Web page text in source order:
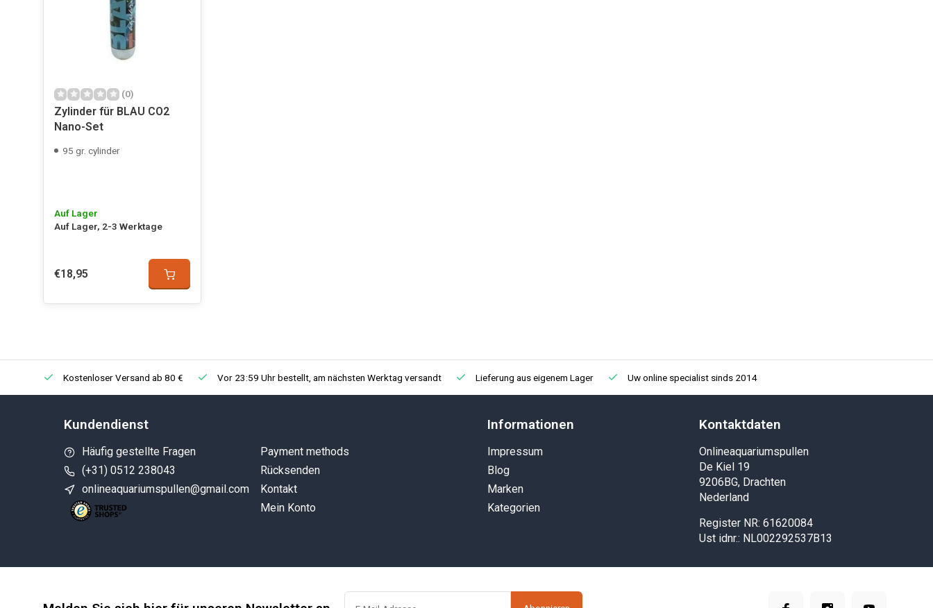
(0)
Zylinder für BLAU CO2
Nano-Set
95 gr. cylinder
Auf Lager
Auf Lager, 2-3 Werktage
€18,95
Kostenloser Versand ab 80 € Vor 23:59 Uhr bestellt, am nächsten Werktag versandt Lieferung aus eigenem Lager Uw online specialist sinds 2014
Kundendienst
Häufig gestellte Fragen
(+31) 0512 238043
onlineaquariumspullen@gmail.com
Payment methods
Rücksenden
Kontakt
Mein Konto
Informationen
Impressum
Blog
Marken
Kategorien
Kontaktdaten
Onlineaquariumspullen
De Kiel 19
9206BG, Drachten
Nederland
Register NR: 61620084
Ust idnr.: NL002292537B13